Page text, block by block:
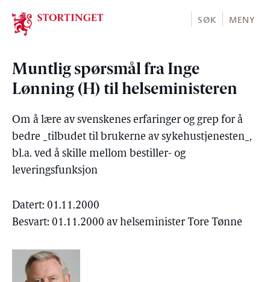
Stortinget.no
SØK MENY
Muntlig spørsmål fra Inge
Lønning (H) til helseministeren
Om å lære av svenskenes erfaringer og grep for å
bedre _tilbudet til brukerne av sykehustjenesten_,
bl.a. ved å skille mellom bestiller- og
leveringsfunksjon
Datert: 01.11.2000
Besvart: 01.11.2000 av helseminister Tore Tønne